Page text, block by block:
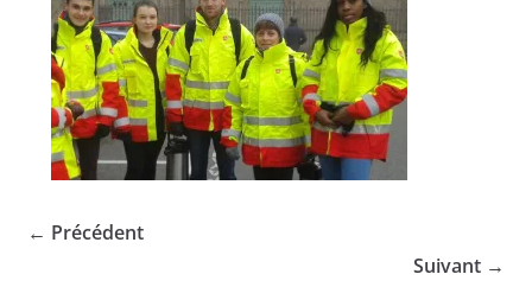
← Précédent
Suivant →